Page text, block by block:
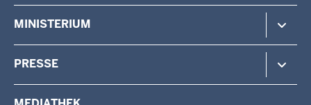
Beteiligung
Verwaltung
Vermessung
MINISTERIUM
PRESSE